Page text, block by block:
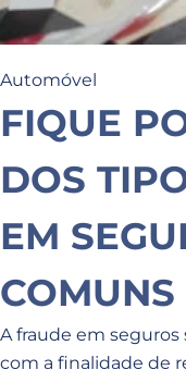
Automóvel
FIQUE
DOS
EM
COMUNS
A fraude em
com a finalidade de